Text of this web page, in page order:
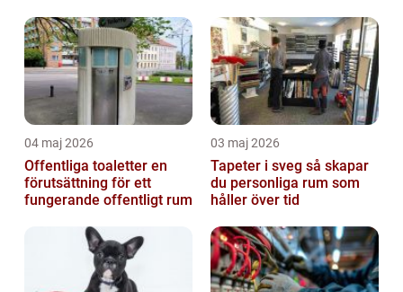
04 maj 2026
Offentliga toaletter en
förutsättning för ett
fungerande offentligt rum
03 maj 2026
Tapeter i sveg så skapar
du personliga rum som
håller över tid